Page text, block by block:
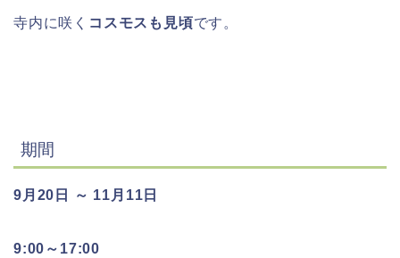
寺内に咲く コスモスも見頃です。
期間
9月20日 ～ 11月11日
9:00～17:00